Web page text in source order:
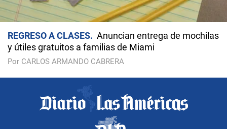
REGRESO A CLASES
Anuncian entrega de mochilas
y útiles gratuitos a familias de Miami
Por CARLOS ARMANDO CABRERA